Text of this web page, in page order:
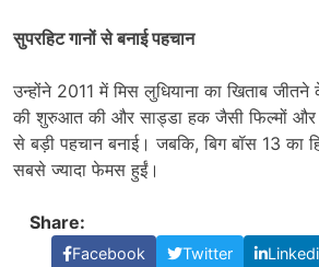
सुपरहिट गानों से बनाई पहचान
उन्होंने 2011 में मिस लुधियाना का खिताब
की शुरुआत की और साड्डा हक जैसी फिल्मों और
से बड़ी पहचान बनाई। जबकि, बिग बॉस 13 का
सबसे ज्यादा फेमस हुईं।
Share:
Facebook Twitter